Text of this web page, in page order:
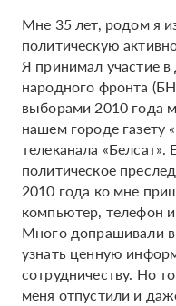
Мне 35 лет, родом я
политическую
Я принимал участие в
народного фронта
выборами 2010 года
нашем городе газету
телеканала
политическое
2010 года ко мне
компьютер, телефон
Много допрашивали
узнать ценную
сотрудничеству. Но
меня отпустили и